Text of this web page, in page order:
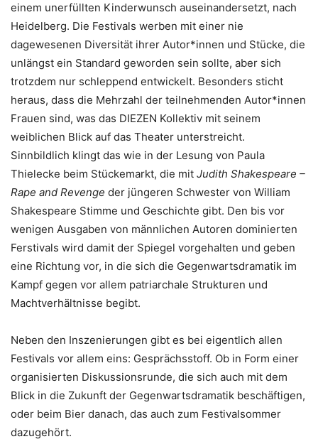
einem unerfüllten Kinderwunsch auseinandersetzt, nach
Heidelberg. Die Festivals werben mit einer nie
dagewesenen Diversität ihrer Autor*innen und Stücke, die
unlängst ein Standard geworden sein sollte, aber sich
trotzdem nur schleppend entwickelt. Besonders sticht
heraus, dass die Mehrzahl der teilnehmenden Autor*innen
Frauen sind, was das DIEZEN Kollektiv mit seinem
weiblichen Blick auf das Theater unterstreicht.
Sinnbildlich klingt das wie in der Lesung von Paula
Thielecke beim Stückemarkt, die mit Judith Shakespeare –
Rape and Revenge der jüngeren Schwester von William
Shakespeare Stimme und Geschichte gibt. Den bis vor
wenigen Ausgaben von männlichen Autoren dominierten
Ferstivals wird damit der Spiegel vorgehalten und geben
eine Richtung vor, in die sich die Gegenwartsdramatik im
Kampf gegen vor allem patriarchale Strukturen und
Machtverhältnisse begibt.
Neben den Inszenierungen gibt es bei eigentlich allen
Festivals vor allem eins: Gesprächsstoff. Ob in Form einer
organisierten Diskussionsrunde, die sich auch mit dem
Blick in die Zukunft der Gegenwartsdramatik beschäftigen,
oder beim Bier danach, das auch zum Festivalsommer
dazugehört.